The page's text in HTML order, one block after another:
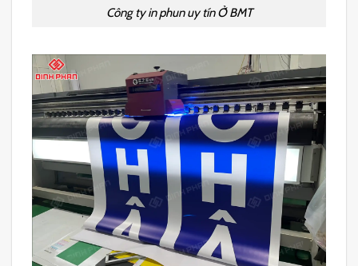
Công ty in phun uy tín Ở BMT